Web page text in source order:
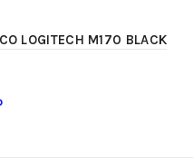
LOGITECH M170 BLACK